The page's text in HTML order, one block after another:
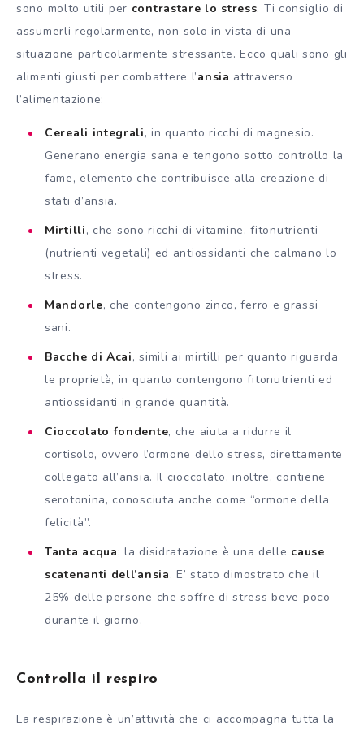
sono molto utili per contrastare lo stress. Ti consiglio di
assumerli regolarmente, non solo in vista di una
situazione particolarmente stressante. Ecco quali sono gli
alimenti giusti per combattere l’ansia attraverso
l’alimentazione:
Cereali integrali, in quanto ricchi di magnesio.
Generano energia sana e tengono sotto controllo la
fame, elemento che contribuisce alla creazione di
stati d’ansia.
Mirtilli, che sono ricchi di vitamine, fitonutrienti
(nutrienti vegetali) ed antiossidanti che calmano lo
stress.
Mandorle, che contengono zinco, ferro e grassi
sani.
Bacche di Acai, simili ai mirtilli per quanto riguarda
le proprietà, in quanto contengono fitonutrienti ed
antiossidanti in grande quantità.
Cioccolato fondente, che aiuta a ridurre il
cortisolo, ovvero l’ormone dello stress, direttamente
collegato all’ansia. Il cioccolato, inoltre, contiene
serotonina, conosciuta anche come “ormone della
felicità”.
Tanta acqua; la disidratazione è una delle cause
scatenanti dell’ansia. E’ stato dimostrato che il
25% delle persone che soffre di stress beve poco
durante il giorno.
Controlla il respiro
La respirazione è un’attività che ci accompagna tutta la